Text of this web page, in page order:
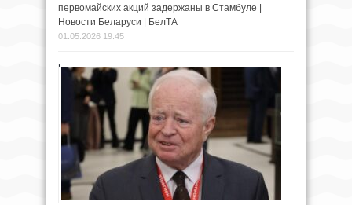
первомайских акций задержаны в Стамбуле |
Новости Беларуси | БелТА
01.05.2026 19:45